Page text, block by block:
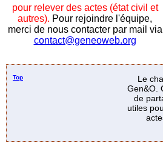
pour relever des actes (état civil et
autres). Pour rejoindre l'équipe,
merci de nous contacter par mail via
contact@geneoweb.org
Top
Le
Gen&O.
de
utiles